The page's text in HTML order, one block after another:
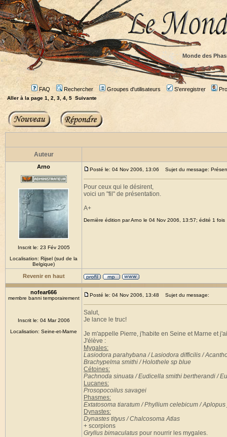
Monde des
FAQ Rechercher Groupes d'utilisateurs S'enregistrer
Aller à la page 1 2 3 4, 5 Suivante
Auteur
Arno
Inscrit le: 23 Fév 2005
Localisation: Rijsel (sud de la
Belgique)
Posté le: 04 Nov 2006, 13:06 Sujet du message:
Pour ceux qui le désirent,
voici un "fil" de présentation.
A+
Dernière édition par Arno le 04 Nov 2006, 13:57; édité 1 fois
Revenir en haut
nofear666
membre banni temporairement
Inscrit le: 04 Mar 2006
Localisation: Seine-et-Marne
Posté le: 04 Nov 2006, 13:48 Sujet du message:
Salut,
Je lance le truc!
Je m'appelle Pierre, j'habite en Seine et Marne et
J'élève :
Mygales:
Lasiodora parahybana / Lasiodora difficilis /
Brachypelma smithi / Holothele sp blue
Cétoines:
Pachnoda sinuata / Eudicella smithi bertherandi /
Lucanes:
Prosopocoilus savagei
Phasmes:
Extatosoma tiaratum / Phyllium celebicum /
Dynastes:
Dynastes tityus / Chalcosoma Atlas
+ scorpions
Gryllus bimaculatus pour nourrir les mygales.